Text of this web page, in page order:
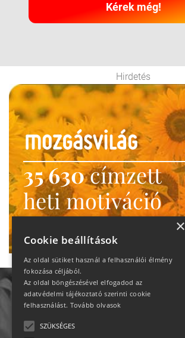
Kérek még!
Hirdetés
35 630címzett
heti motiváció
Ne maradj le!
×
Cookie beállítások
Az oldal sütiket használ a felhasználói élmény
fokozása céljából.
Az oldal böngészésével elfogadod az
adatvédelmi tájékoztató szerinti cookie
felhasználást. Tovább olvasok
SZÜKSÉGES